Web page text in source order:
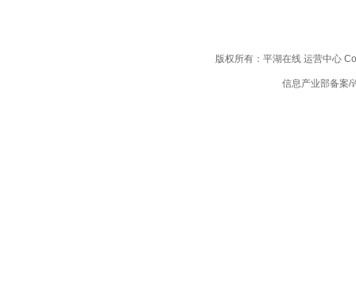
版权所有：平湖在线 运营中心
信息产业部备案/